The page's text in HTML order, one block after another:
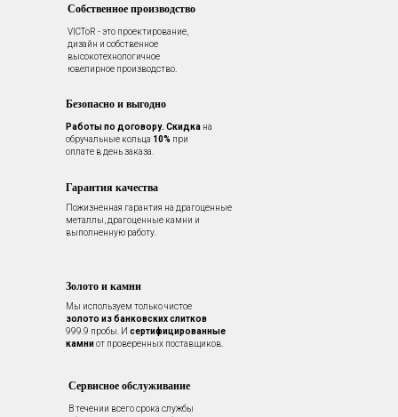
VICToR - это проектирование,
дизайн и собственное
высокотехнологичное
ювелирное производство.
Работы по договору. Скидка на
обручальные кольца 10% при
оплате в день заказа.
Мы используем только чистое
золото из банковских слитков
999.9 пробы. И сертифицированные
камниот проверенных поставщиков.
Собственное производство
Безопасно и выгодно
Золото и камни
Гарантия качества
Пожизненная гарантия на драгоценные
металлы, драгоценные камни и
выполненную работу.
Сервисное обслуживание
В течении всего срока службы